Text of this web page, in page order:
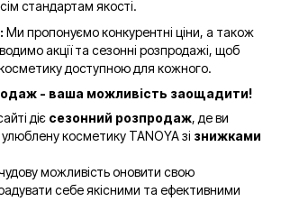
стандартам якості.
Ми пропонуємо конкурентні ціни, а також
акції та сезонні розпродажі, щоб
доступною для кожного.
- ваша можливість заощадити!
діє сезонний розпродаж, де ви
косметику TANOYA зі знижками
можливість оновити свою
себе якісними та ефективними